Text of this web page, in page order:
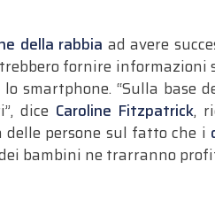
della rabbia ad avere
fornire informazioni
smartphone. “Sulla base
dice Caroline Fitzpatrick,
delle persone sul fatto che i
bambini ne trarranno